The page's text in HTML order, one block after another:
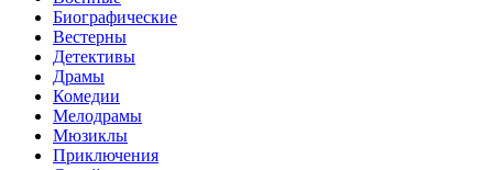
Биографические
Вестерны
Детективы
Драмы
Комедии
Мелодрамы
Мюзиклы
Приключения